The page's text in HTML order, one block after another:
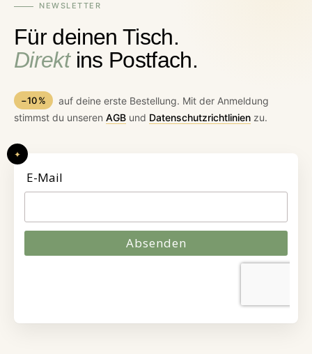
NEWSLETTER
Für deinen Tisch.
Direktins Postfach.
−10 %
auf deine erste Bestellung. Mit der Anmeldung
stimmst du unseren AGB und Datenschutzrichtlinien zu.